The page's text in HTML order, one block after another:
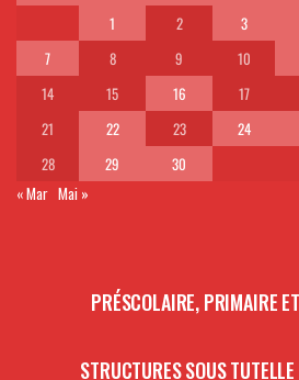
1
2 3
7
8 9 10
14
15 16 17
21
22 23 24
28
29
30
« Mar Mai »
PRÉSCOLAIRE, PRIMAIRE
STRUCTURES SOUS TUTELLE